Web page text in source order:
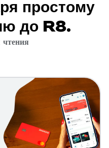
простому
до R8.